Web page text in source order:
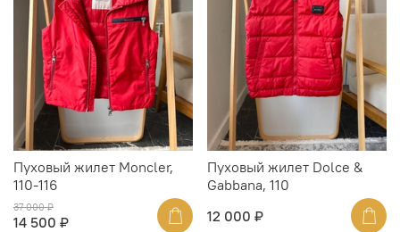
Пуховый жилет Moncler,
110-116
37 000 ₽
14 500 ₽
Пуховый жилет Dolce &
Gabbana, 110
12 000 ₽